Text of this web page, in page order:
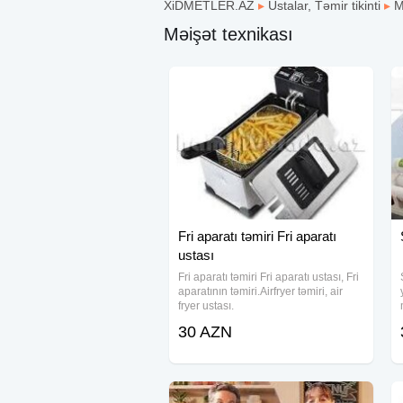
XiDMETLER.AZ ▸ Ustalar, Təmir tikinti ▸
Məişət texnikası
Fri aparatı təmiri Fri aparatı
ustası
Fri aparatı təmiri Fri aparatı ustası, Fri
aparatının təmiri.Airfryer təmiri, air
fryer ustası.
30 AZN